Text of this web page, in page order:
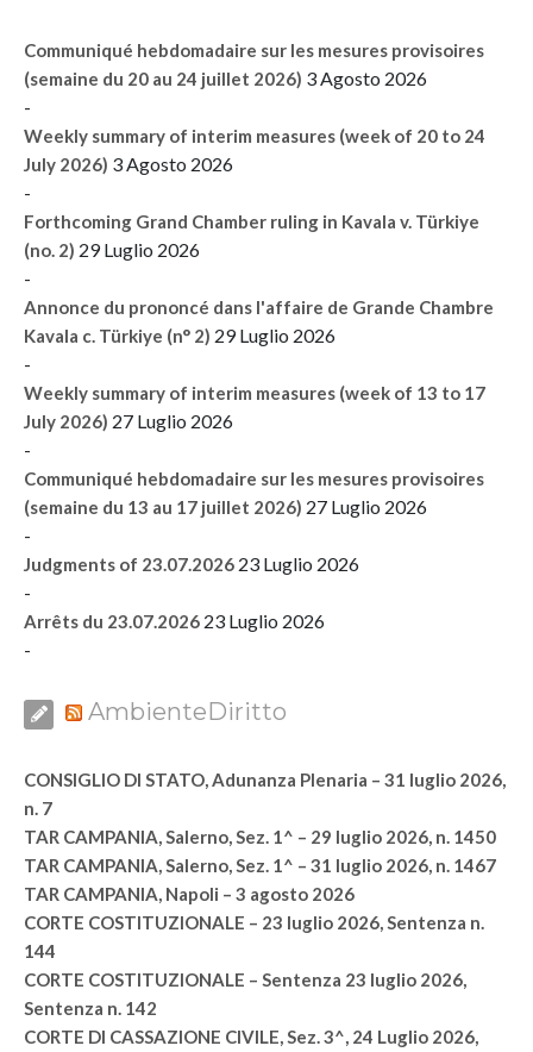
Communiqué hebdomadaire sur les mesures provisoires
(semaine du 20 au 24 juillet 2026) 3 Agosto 2026
-
Weekly summary of interim measures (week of 20 to 24
July 2026) 3 Agosto 2026
-
Forthcoming Grand Chamber ruling in Kavala v. Türkiye
(no. 2) 29 Luglio 2026
-
Annonce du prononcé dans l'affaire de Grande Chambre
Kavala c. Türkiye (n° 2) 29 Luglio 2026
-
Weekly summary of interim measures (week of 13 to 17
July 2026) 27 Luglio 2026
-
Communiqué hebdomadaire sur les mesures provisoires
(semaine du 13 au 17 juillet 2026) 27 Luglio 2026
-
Judgments of 23.07.2026 23 Luglio 2026
-
Arrêts du 23.07.2026 23 Luglio 2026
-
AmbienteDiritto
CONSIGLIO DI STATO, Adunanza Plenaria – 31 luglio 2026,
n. 7
TAR CAMPANIA, Salerno, Sez. 1^ – 29 luglio 2026, n. 1450
TAR CAMPANIA, Salerno, Sez. 1^ – 31 luglio 2026, n. 1467
TAR CAMPANIA, Napoli – 3 agosto 2026
CORTE COSTITUZIONALE – 23 luglio 2026, Sentenza n.
144
CORTE COSTITUZIONALE – Sentenza 23 luglio 2026,
Sentenza n. 142
CORTE DI CASSAZIONE CIVILE, Sez. 3^, 24 Luglio 2026,